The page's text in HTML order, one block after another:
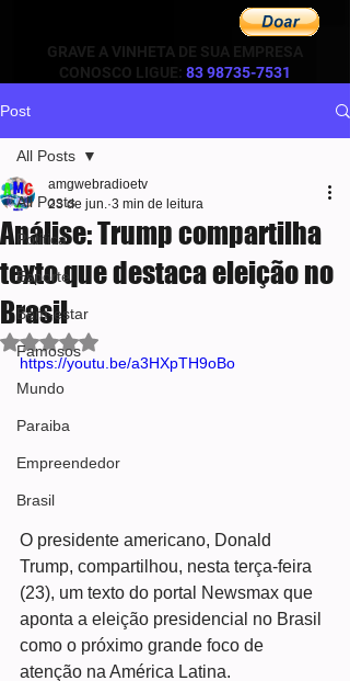
GRAVE A VINHETA DE SUA EMPRESA
CONOSCO LIGUE: 83 98735-7531
Post
All Posts
Política
Esporte
Bem-estar
Famosos
Mundo
Paraiba
Empreendedor
Brasil
All Posts
Análise: Trump compartilha
texto que destaca eleição no
Brasil
amgwebradioetv
23 de jun. 3 min de leitura
Avaliado com NaN de 5 estrelas.
https://youtu.be/a3HXpTH9oBo
O presidente americano, Donald
Trump, compartilhou, nesta terça-feira
(23), um texto do portal Newsmax que
aponta a eleição presidencial no Brasil
como o próximo grande foco de
atenção na América Latina.